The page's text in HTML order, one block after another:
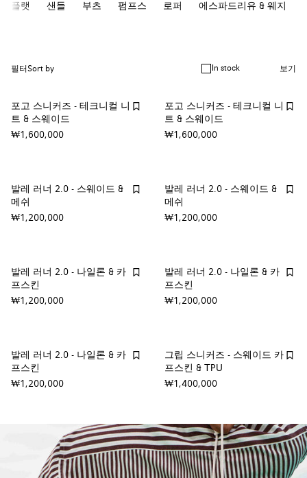
플랫 샌들 부츠 펌프스 로퍼 에스파드리유 & 웨지
필터Sort by In stock 보기
포고 스니커즈 - 테크니컬 니
트 & 스웨이드
₩1,600,000
포고 스니커즈 - 테크니컬 니
트 & 스웨이드
₩1,600,000
발레 러너 2.0 - 스웨이드 &
메쉬
₩1,200,000
발레 러너 2.0 - 스웨이드 &
메쉬
₩1,200,000
발레 러너 2.0 - 나일론 & 카
프스킨
₩1,200,000
발레 러너 2.0 - 나일론 & 카
프스킨
₩1,200,000
발레 러너 2.0 - 나일론 & 카
프스킨
₩1,200,000
그립 스니커즈 - 스웨이드 카
프스킨 & TPU
₩1,400,000